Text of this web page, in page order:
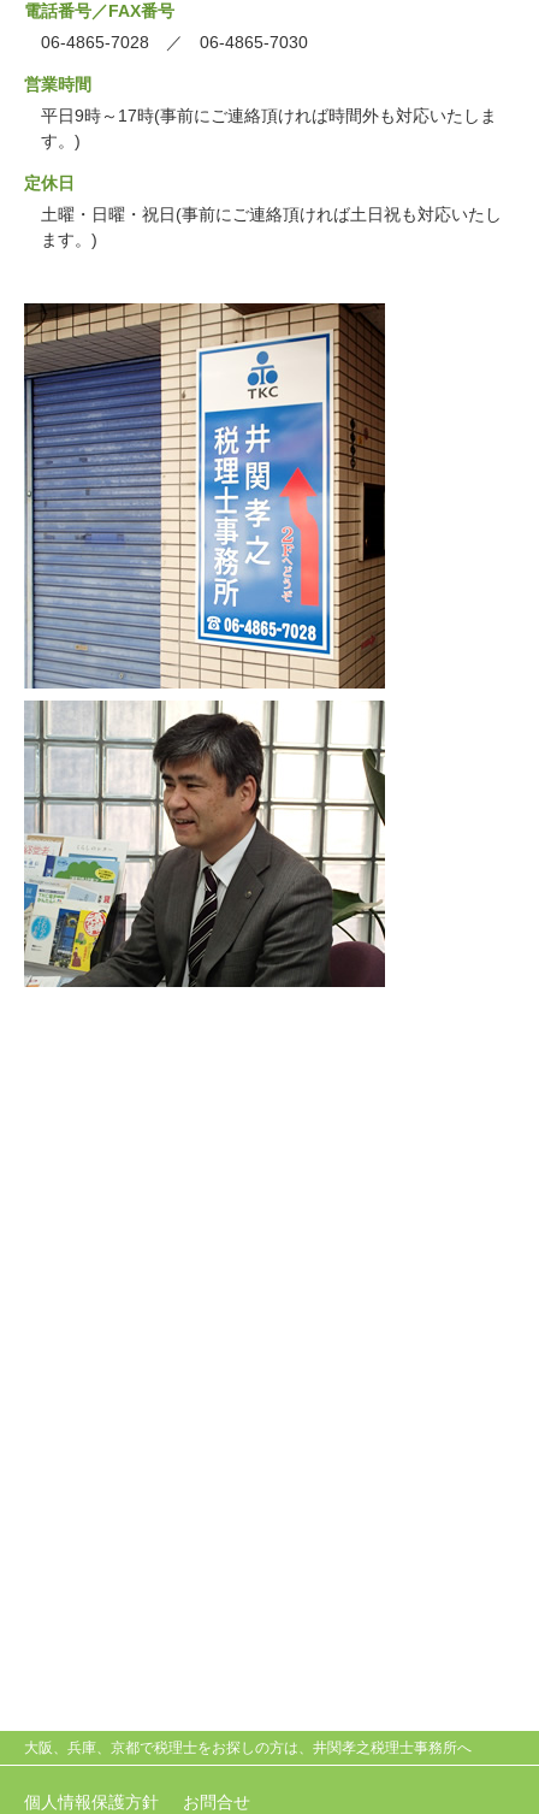
電話番号／FAX番号
06-4865-7028 ／ 06-4865-7030
営業時間
平日9時～17時(事前にご連絡頂ければ時間外も対応いたしま
す。)
定休日
土曜・日曜・祝日(事前にご連絡頂ければ土日祝も対応いたし
ます。)
大阪、兵庫、京都で税理士をお探しの方は、井関孝之税理士事務所へ
個人情報保護方針 お問合せ